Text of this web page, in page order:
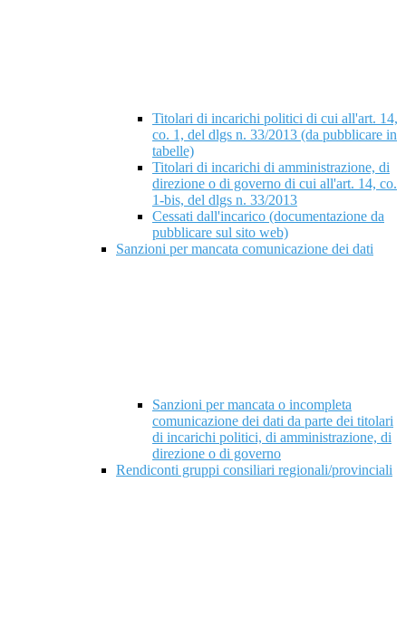
Titolari di incarichi politici di cui all'art. 14,
co. 1, del dlgs n. 33/2013 (da pubblicare in
tabelle)
Titolari di incarichi di amministrazione, di
direzione o di governo di cui all'art. 14, co.
1-bis, del dlgs n. 33/2013
Cessati dall'incarico (documentazione da
pubblicare sul sito web)
Sanzioni per mancata comunicazione dei dati
Sanzioni per mancata o incompleta
comunicazione dei dati da parte dei titolari
di incarichi politici, di amministrazione, di
direzione o di governo
Rendiconti gruppi consiliari regionali/provinciali